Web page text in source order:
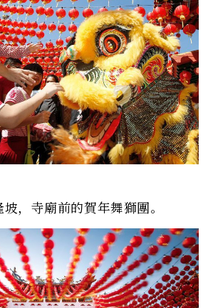
，寺廟前的賀年舞獅團。